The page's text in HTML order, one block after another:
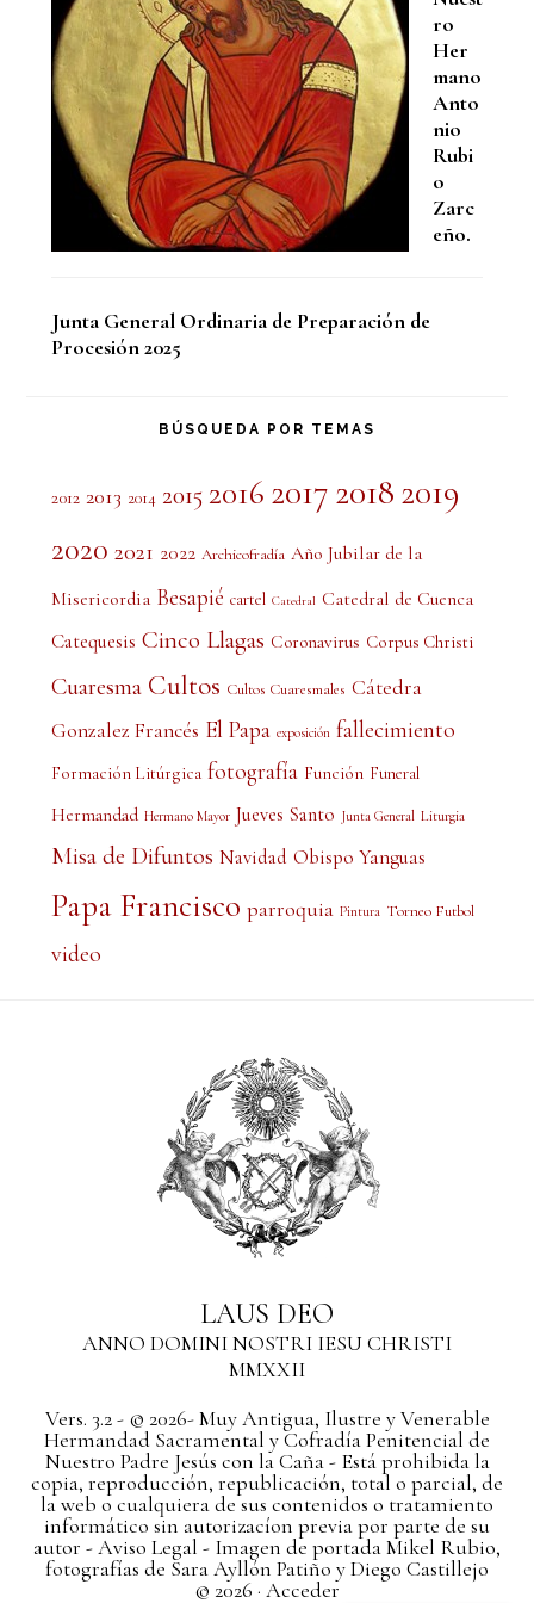
ro
Her
mano
Anto
nio
Rubi
o
Zarc
eño.
Junta General Ordinaria de Preparación de
Procesión 2025
BÚSQUEDA POR TEMAS
2012 2013 2014 2015 2016 2017 2018 2019
2020 2021 2022 Archicofradía Año Jubilar de la
Misericordia Besapié cartel Catedral Catedral de Cuenca
Catequesis Cinco Llagas Coronavirus Corpus Christi
Cuaresma Cultos Cultos Cuaresmales Cátedra
Gonzalez Francés El Papa exposición fallecimiento
Formación Litúrgica fotografía Función Funeral
Hermandad Hermano Mayor Jueves Santo Junta General Liturgia
Misa de Difuntos Navidad Obispo Yanguas
Papa Francisco parroquia Pintura Torneo Futbol
video
LAUS DEO
ANNO DOMINI NOSTRI IESU CHRISTI
MMXXII
Vers. 3.2 - © 2026- Muy Antigua, Ilustre y Venerable
Hermandad Sacramental y Cofradía Penitencial de
Nuestro Padre Jesús con la Caña - Está prohibida la
copia, reproducción, republicación, total o parcial, de
la web o cualquiera de sus contenidos o tratamiento
informático sin autorizacíon previa por parte de su
autor - Aviso Legal - Imagen de portada Mikel Rubio,
fotografías de Sara Ayllón Patiño y Diego Castillejo
© 2026 · Acceder